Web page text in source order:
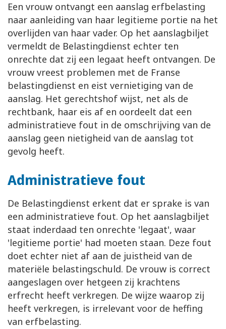
Een vrouw ontvangt een aanslag erfbelasting
naar aanleiding van haar legitieme portie na het
overlijden van haar vader. Op het aanslagbiljet
vermeldt de Belastingdienst echter ten
onrechte dat zij een legaat heeft ontvangen. De
vrouw vreest problemen met de Franse
belastingdienst en eist vernietiging van de
aanslag. Het gerechtshof wijst, net als de
rechtbank, haar eis af en oordeelt dat een
administratieve fout in de omschrijving van de
aanslag geen nietigheid van de aanslag tot
gevolg heeft.
Administratieve fout
De Belastingdienst erkent dat er sprake is van
een administratieve fout. Op het aanslagbiljet
staat inderdaad ten onrechte 'legaat', waar
'legitieme portie' had moeten staan. Deze fout
doet echter niet af aan de juistheid van de
materiële belastingschuld. De vrouw is correct
aangeslagen over hetgeen zij krachtens
erfrecht heeft verkregen. De wijze waarop zij
heeft verkregen, is irrelevant voor de heffing
van erfbelasting.